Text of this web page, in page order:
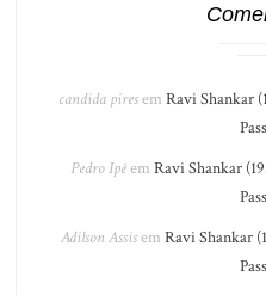
candida piresem Ravi Shankar
Pedro Ipêem Ravi Shankar
Adilson Assisem Ravi Shankar